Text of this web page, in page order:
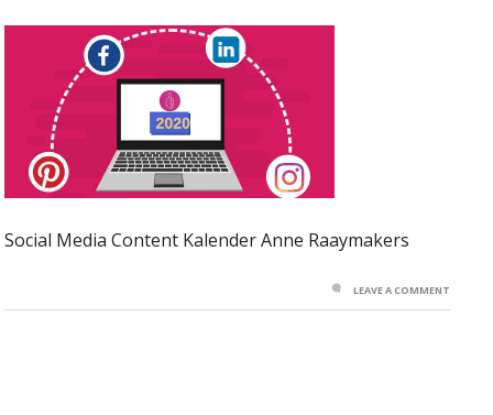
Social Media Content Kalender Anne Raaymakers
LEAVE A COMMENT